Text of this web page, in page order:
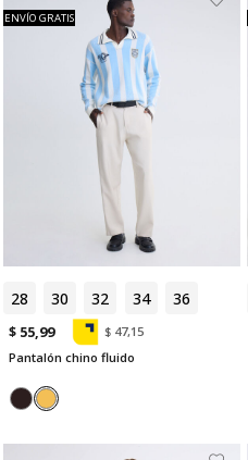
28 30 32 34 36
ENVÍO GRATIS
$ 55,99
$ 47,15
Pantalón chino fluido